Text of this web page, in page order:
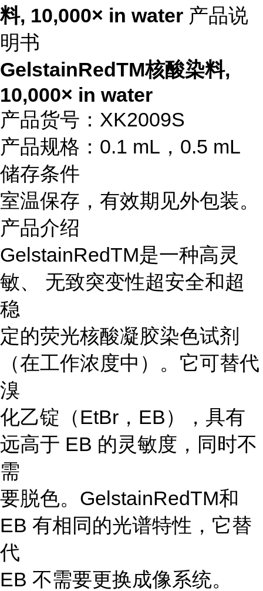
料, 10,000× in water 产品说
明书
GelstainRedTM核酸染料,
10,000× in water
产品货号：XK2009S
产品规格：0.1 mL，0.5 mL
储存条件
室温保存，有效期见外包装。
产品介绍
GelstainRedTM是一种高灵
敏、 无致突变性超安全和超
稳
定的荧光核酸凝胶染色试剂
（在工作浓度中）。它可替代
溴
化乙锭（EtBr，EB），具有
远高于 EB 的灵敏度，同时不
需
要脱色。GelstainRedTM和
EB 有相同的光谱特性，它替
代
EB 不需要更换成像系统。